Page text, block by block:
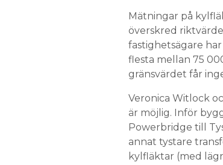
Mätningar på
överskred
fastighetsägare
flesta mellan 75
gränsvärdet får
Veronica Witlock
är möjlig. Inför
Powerbridge till
annat tystare
kylfläktar (med